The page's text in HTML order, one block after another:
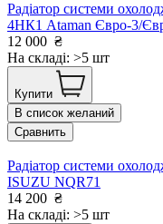
Радіатор системи
4НК1 Ataman Євро-3/
12 000 ₴
На складі: >5 шт
Купити
В список желаний
Сравнить
Радіатор системи
ISUZU NQR71
14 200 ₴
На складі: >5 шт